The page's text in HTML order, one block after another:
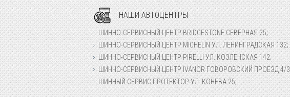
НАШИ АВТОЦЕНТРЫ
ШИННО-СЕРВИСНЫЙ ЦЕНТР BRIDGESTONE СЕВЕРНАЯ 25;
ШИННО-СЕРВИСНЫЙ ЦЕНТР MICHELIN УЛ. ЛЕНИНГРАДСКАЯ 132;
ШИННО-СЕРВИСНЫЙ ЦЕНТР PIRELLI УЛ. КОЗЛЕНСКАЯ 142;
ШИННО-СЕРВИСНЫЙ ЦЕНТР IVANOR ГОВОРОВСКИЙ ПРОЕЗД 4/3.
ШИННЫЙ СЕРВИС ПРОТЕКТОР УЛ. КОНЕВА 25;